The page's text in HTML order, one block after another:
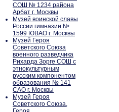
СОШ № 1234 района
Арбат г. Москвы
Музей воинской славы
России гимназии №
1599 ЮВАО г. Москвы
Музей Героя
Советского Союза
военного разведчика
Рихарда Зорге СОШ с
этнокультурным
русским компонентом
образования № 141
САО г. Москвы
Музей Героя
Советского Союза,